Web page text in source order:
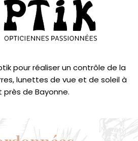
pour réaliser un contrôle de la
lunettes de vue et de soleil à
près de Bayonne.